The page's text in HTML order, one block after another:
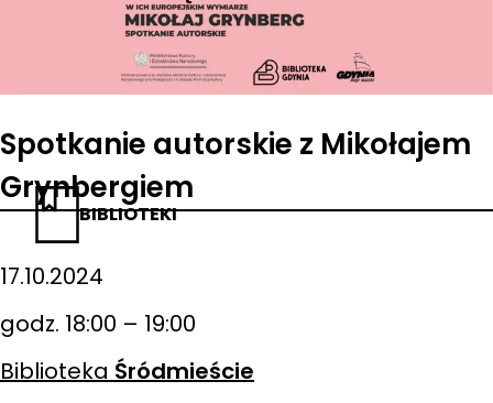
BIBLIOTEKI
Spotkanie autorskie z Mikołajem
Grynbergiem
17.10.2024
godz. 18:00 – 19:00
Biblioteka Śródmieście